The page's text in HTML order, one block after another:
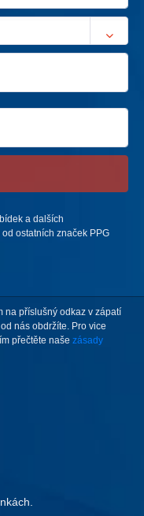
a dalších
ostatních značek PPG
na příslušný odkaz v zápatí
nás obdržíte. Pro vice
přečtěte naše zásady